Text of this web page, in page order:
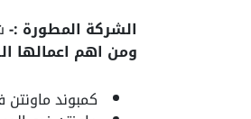
الشركة المطورة :-
ومن اهم اعمالها
كمبوند ماونتن